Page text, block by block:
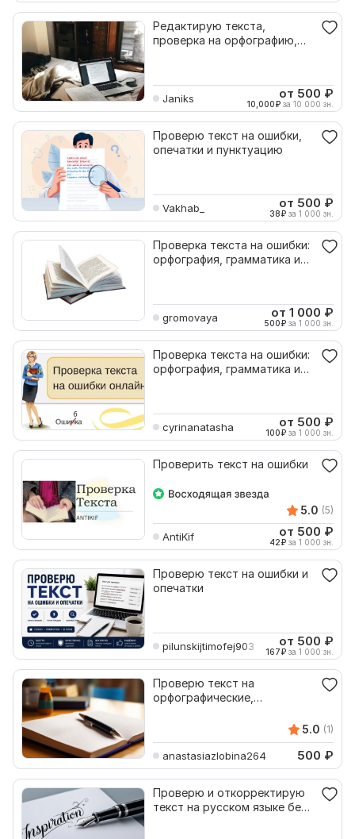
Редактирую текста,
проверка на орфографию,
Janiks от 500 ₽
10,000₽ за 10 000 зн.
Проверю текст на ошибки,
опечатки и пунктуацию
Vakhab_ от 500 ₽
38₽ за 1 000 зн.
Проверка текста на ошибки:
орфография, грамматика и
gromovaya от 1 000 ₽
500₽ за 1 000 зн.
Проверка текста на ошибки:
орфография, грамматика и
cyrinanatasha от 500 ₽
100₽ за 1 000 зн.
Проверить текст на ошибки
5.0 (5)
AntiKif от 500 ₽
42₽ за 1 000 зн.
Проверю текст на ошибки и
опечатки
pilunskijtimofej903 от 500 ₽
167₽ за 1 000 зн.
Проверю текст на
орфографические,
5.0 (1)
anastasiazlobina264 500 ₽
Проверю и откорректирую
текст на русском языке без